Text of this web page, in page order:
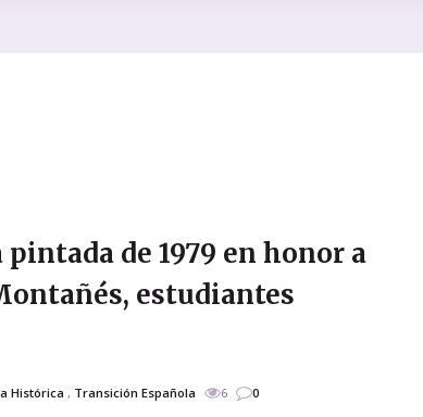
de 1979 en honor a
estudiantes
Histórica , Transición Española 6 0